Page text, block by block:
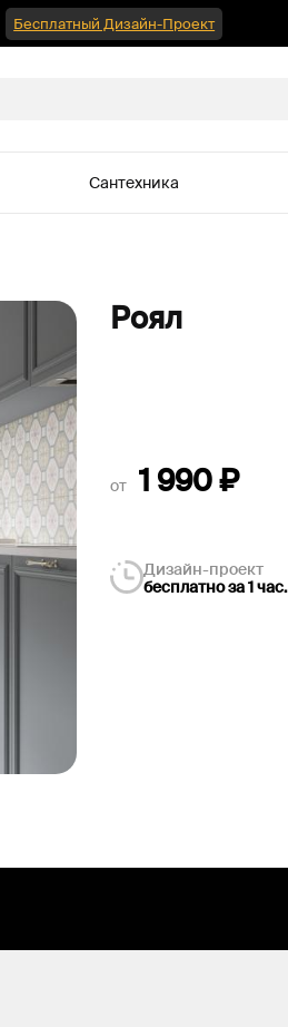
Бесплатный Дизайн-Проект
Сантехника
Роял
от 1 990₽
Дизайн-проект
бесплатно за 1 час.